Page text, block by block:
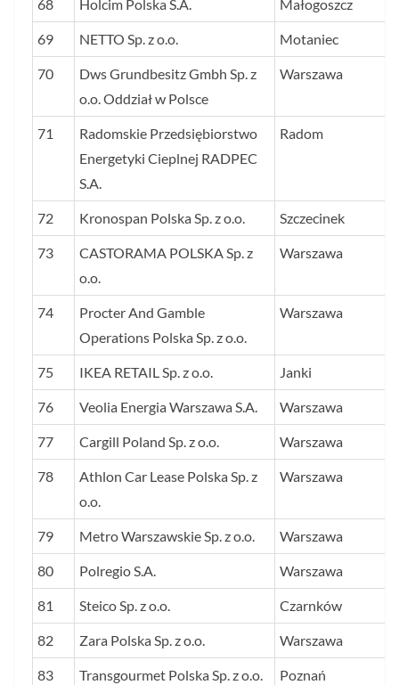
68 Holcim Polska S.A. Małogoszcz
69 NETTO Sp. z o.o. Motaniec
70
Dws Grundbesitz Gmbh Sp. z
o.o. Oddział w Polsce
Warszawa
71
Radomskie Przedsiębiorstwo
Energetyki Cieplnej RADPEC
S.A.
Radom
72 Kronospan Polska Sp. z o.o. Szczecinek
73
CASTORAMA POLSKA Sp. z
o.o.
Warszawa
74
Procter And Gamble
Operations Polska Sp. z o.o.
Warszawa
75 IKEA RETAIL Sp. z o.o. Janki
76 Veolia Energia Warszawa S.A. Warszawa
77 Cargill Poland Sp. z o.o. Warszawa
78
Athlon Car Lease Polska Sp. z
o.o.
Warszawa
79 Metro Warszawskie Sp. z o.o. Warszawa
80 Polregio S.A. Warszawa
81 Steico Sp. z o.o. Czarnków
82 Zara Polska Sp. z o.o. Warszawa
83 Transgourmet Polska Sp. z o.o. Poznań